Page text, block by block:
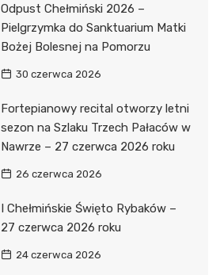
Odpust Chełmiński 2026 –
Pielgrzymka do Sanktuarium Matki
Bożej Bolesnej na Pomorzu
30 czerwca 2026
Fortepianowy recital otworzy letni
sezon na Szlaku Trzech Pałaców w
Nawrze – 27 czerwca 2026 roku
26 czerwca 2026
I Chełmińskie Święto Rybaków –
27 czerwca 2026 roku
24 czerwca 2026